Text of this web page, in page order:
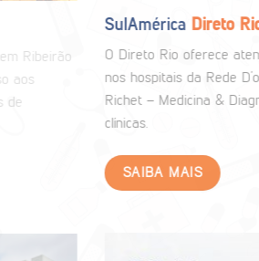
Direto Rio
O Direto Rio oferece atendimento
nos hospitais da Rede D’or e aceso a
Richet – Medicina & Diagnóstico para
SAIBA MAIS